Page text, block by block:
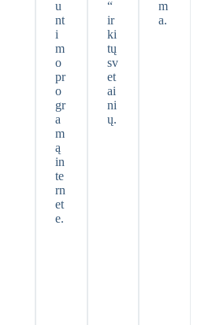
u
nt
i
m
o
pr
o
gr
a
m
ą
in
te
rn
et
e.
“
ir
ki
tų
sv
et
ai
ni
ų.
m
a.